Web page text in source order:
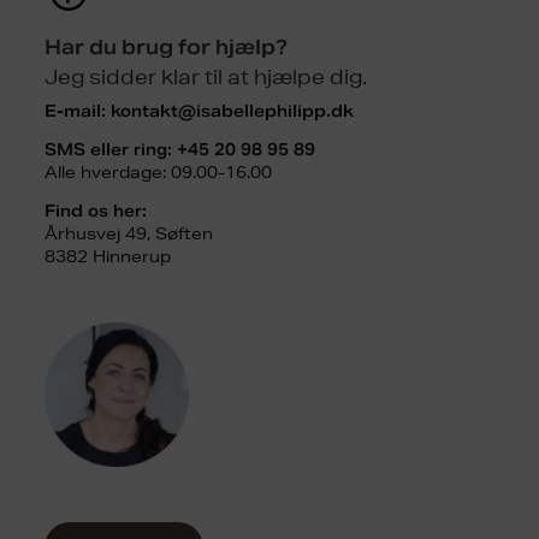
Har du brug for hjælp?
Jeg sidder klar til at hjælpe dig.
E-mail: kontakt@isabellephilipp.dk
SMS eller ring: +45 20 98 95 89
Alle hverdage: 09.00-16.00
Find os her:
Århusvej 49, Søften
8382 Hinnerup